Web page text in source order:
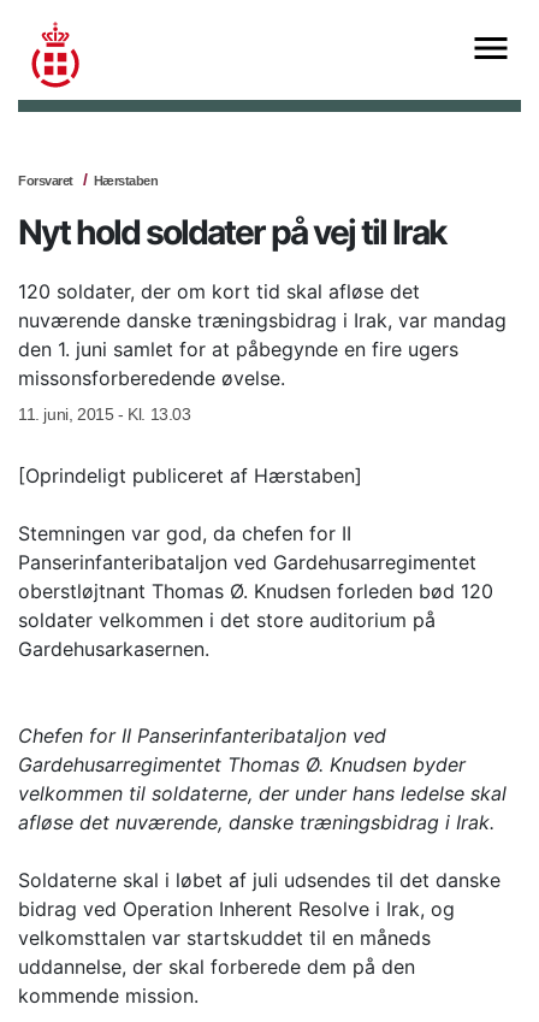
Forsvaret Hærstaben
Nyt hold soldater på vej til Irak
120 soldater, der om kort tid skal afløse det
nuværende danske træningsbidrag i Irak, var mandag
den 1. juni samlet for at påbegynde en fire ugers
missonsforberedende øvelse.
11. juni, 2015 - Kl. 13.03
[Oprindeligt publiceret af Hærstaben]
Stemningen var god, da chefen for II
Panserinfanteribataljon ved Gardehusarregimentet
oberstløjtnant Thomas Ø. Knudsen forleden bød 120
soldater velkommen i det store auditorium på
Gardehusarkasernen.
Chefen for II Panserinfanteribataljon ved
Gardehusarregimentet Thomas Ø. Knudsen byder
velkommen til soldaterne, der under hans ledelse skal
afløse det nuværende, danske træningsbidrag i Irak.
Soldaterne skal i løbet af juli udsendes til det danske
bidrag ved Operation Inherent Resolve i Irak, og
velkomsttalen var startskuddet til en måneds
uddannelse, der skal forberede dem på den
kommende mission.